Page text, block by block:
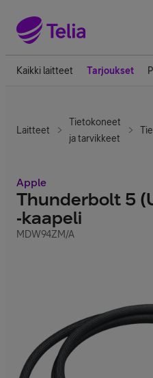
Kaikki laitteet Tarjoukset
Laitteet
Tietokoneet
ja tarvikkeet
Apple
Thunderbolt 5
‑kaapeli
MDW94ZM/A